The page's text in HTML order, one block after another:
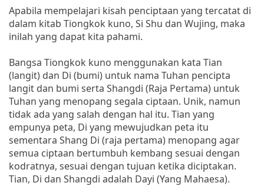
Apabila mempelajari kisah penciptaan yang tercatat di
dalam kitab Tiongkok kuno, Si Shu dan Wujing, maka
inilah yang dapat kita pahami.
Bangsa Tiongkok kuno menggunakan kata Tian
(langit) dan Di (bumi) untuk nama Tuhan pencipta
langit dan bumi serta Shangdi (Raja Pertama) untuk
Tuhan yang menopang segala ciptaan. Unik, namun
tidak ada yang salah dengan hal itu. Tian yang
empunya peta, Di yang mewujudkan peta itu
sementara Shang Di (raja pertama) menopang agar
semua ciptaan bertumbuh kembang sesuai dengan
kodratnya, sesuai dengan tujuan ketika diciptakan.
Tian, Di dan Shangdi adalah Dayi (Yang Mahaesa).